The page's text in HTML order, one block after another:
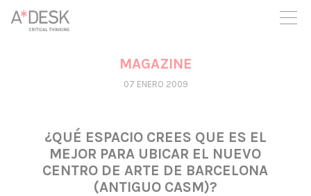
crees también en A*DESK seguimos necesitándote para poder
seguir adelante. Ahora puedes participar del proyecto y
apoyarlo.
MAGAZINE
07 ENERO 2009
¿QUÉ ESPACIO CREES QUE ES EL
MEJOR PARA UBICAR EL NUEVO
CENTRO DE ARTE DE BARCELONA
(ANTIGUO CASM)?